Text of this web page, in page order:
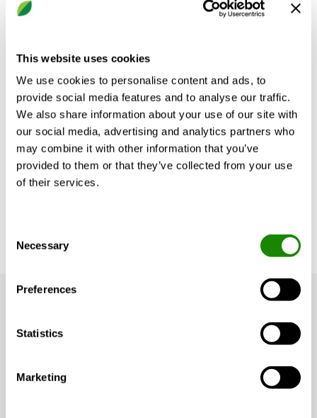
This website uses cookies
We use cookies to personalise content and ads, to
provide social media features and to analyse our traffic.
We also share information about your use of our site with
our social media, advertising and analytics partners who
may combine it with other information that you’ve
provided to them or that they’ve collected from your use
of their services.
Selection
Necessary
Preferences
Statistics
Marketing
au Swegon INSIDE Cloud. Pour être INSIDE Ready, le
produit doit disposer d'une certaine version de
matériel, d'un logiciel égal ou supérieur à une certaine
version et d'un certificat de produit valide. De
nombreux produits sur le terrain répondent aux
exigences matérielles et peuvent être mis à jour avec
une version logicielle appropriée qui leur permet de
télécharger le certificat requis.
compatibles avec INSIDE Ready